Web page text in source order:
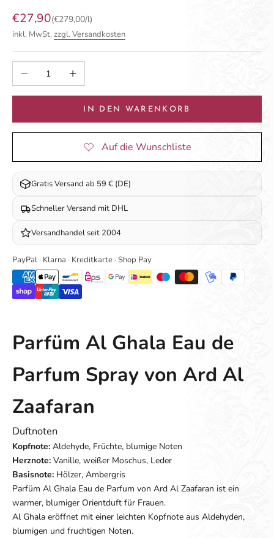
Angebot
€27,90(€279,00/l)
inkl. MwSt. zzgl. Versandkosten
Anzahl verringernAnzahl erhöhen
IN DEN WARENKORB
Gratis Versand ab 59 € (DE)
Schneller Versand mit DHL
Versandhandel seit 2004
PayPal · Klarna · Kreditkarte · Shop Pay
Parfüm Al Ghala Eau de
Parfum Spray von Ard Al
Zaafaran
Duftnoten
Kopfnote: Aldehyde, Früchte, blumige Noten
Herznote: Vanille, weißer Moschus, Leder
Basisnote: Hölzer, Ambergris
Parfüm Al Ghala Eau de Parfum von Ard Al Zaafaran ist ein
warmer, blumiger Orientduft für Frauen.
Al Ghala eröffnet mit einer leichten Kopfnote aus Aldehyden,
blumigen und fruchtigen Noten.